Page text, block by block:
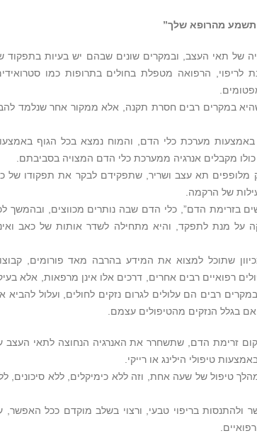
תשמע מהרופא שלך”
של תאי העצב, ובמקרים שונים שבהם יש בעיות בתפקוד
הרפואה מטפלת בחולים בתרופות כמו
במקרים רבים חסרת תקנה, אלא ממקור אחר שנלמד
באמצעות מערכת כלי הדם, והמוח נמצא בכל הגוף
מקבלים אנרגיה ממערכת כלי הדם המצויה בסביבתם.
מלופפים תא עצב ושריר, שתפקידם לבקר את תפקודו של
של הרקמה.
בזרימת הדם”, כלי הדם שבה נותרים מכווצים, ובהמשך
על מנת לתפקד, והיא מתחילה לשדר אותות של כאב
שתוכל למצוא את המידע בהרבה מאד פורומים,
רפואיים רבים אחרים, דרכים אלו אינן מרפאות, אלא
רבים הם עלולים לגרום נזקים לחולים, ועלול להביא
בגלל הנזקים מהטיפולים עצמם.
זרימת הדם, שתשחרר את האנרגיה הנחוצה לתאי העצב
טיפולי הילינג או רייקי.
טיפול של שעה אחת, וזה ללא כימיקלים, ללא סיכונים,
ולהתנסות בריפוי טבעי, ורצוי בשלב מוקדם ככל האפשר,